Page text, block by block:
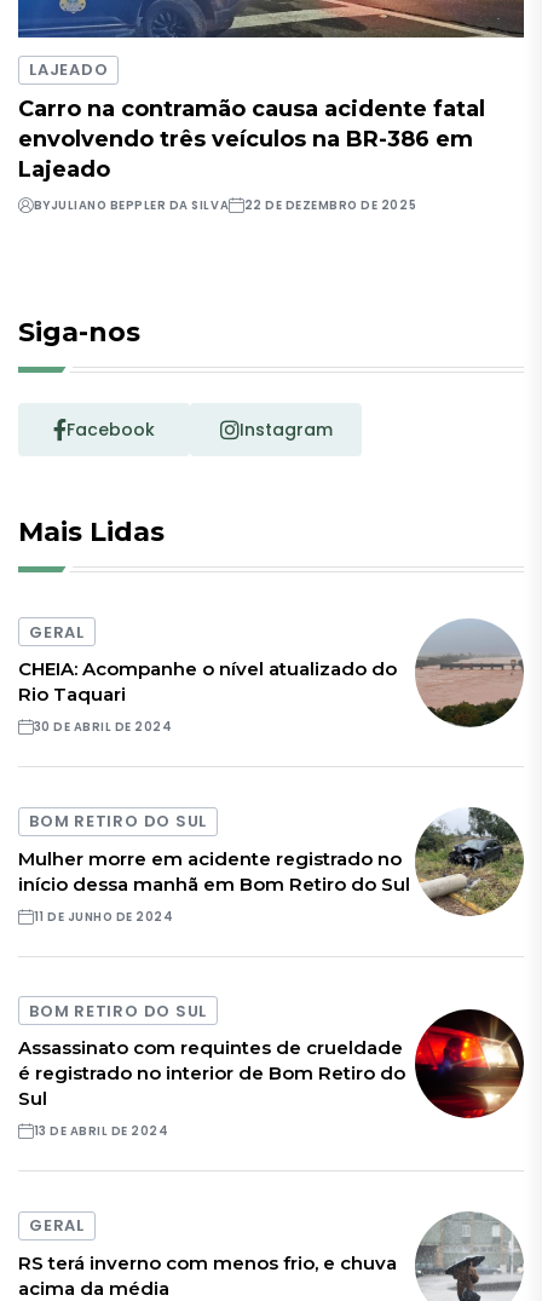
LAJEADO
Carro na contramão causa acidente fatal
envolvendo três veículos na BR-386 em
Lajeado
BYJULIANO BEPPLER DA SILVA 22 DE DEZEMBRO DE 2025
Siga-nos
Facebook Instagram
Mais Lidas
GERAL
CHEIA: Acompanhe o nível atualizado do
Rio Taquari
30 DE ABRIL DE 2024
BOM RETIRO DO SUL
Mulher morre em acidente registrado no
início dessa manhã em Bom Retiro do Sul
11 DE JUNHO DE 2024
BOM RETIRO DO SUL
Assassinato com requintes de crueldade
é registrado no interior de Bom Retiro do
Sul
13 DE ABRIL DE 2024
GERAL
RS terá inverno com menos frio, e chuva
acima da média